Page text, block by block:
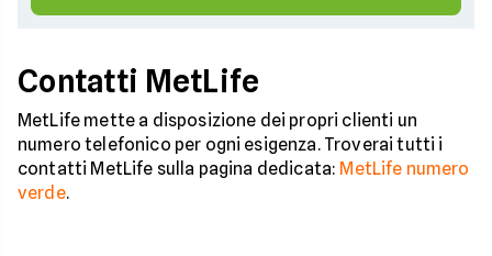
Contatti MetLife
MetLife mette a disposizione dei propri clienti un
numero telefonico per ogni esigenza. Troverai tutti i
contatti MetLife sulla pagina dedicata: MetLife numero
verde.